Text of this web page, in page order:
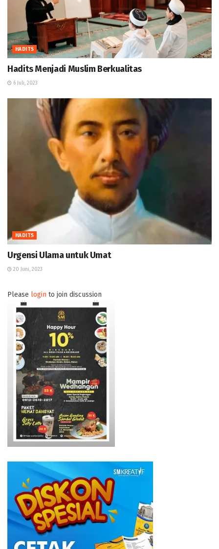
HADITS
Hadits Menjadi Muslim Berkualitas
6 Juli, 2023
HADITS
Urgensi Ulama untuk Umat
20 Juni, 2023
Please login to join discussion